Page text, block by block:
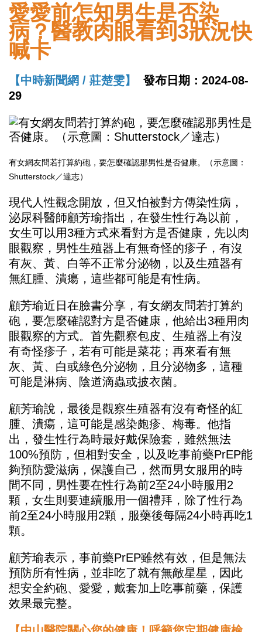
愛愛前怎知男生是否染
病？醫教肉眼看到3狀況快
喊卡
【中時新聞網 / 莊楚雯】
發布日期：2024-08-
29
有女網友問若打算約砲，要怎麼確認那男性是否健康。（示意圖：
Shutterstock／達志）
現代人性觀念開放，但又怕被對方傳染性病，
泌尿科醫師顧芳瑜指出，在發生性行為以前，
女生可以用3種方式來看對方是否健康，先以肉
眼觀察，男性生殖器上有無奇怪的疹子，有沒
有灰、黃、白等不正常分泌物，以及生殖器有
無紅腫、潰瘍，這些都可能是有性病。
顧芳瑜近日在臉書分享，有女網友問若打算約
砲，要怎麼確認對方是否健康，他給出3種用肉
眼觀察的方式。首先觀察包皮、生殖器上有沒
有奇怪疹子，若有可能是菜花；再來看有無
灰、黃、白或綠色分泌物，且分泌物多，這種
可能是淋病、陰道滴蟲或披衣菌。
顧芳瑜說，最後是觀察生殖器有沒有奇怪的紅
腫、潰瘍，這可能是感染皰疹、梅毒。他指
出，發生性行為時最好戴保險套，雖然無法
100%預防，但相對安全，以及吃事前藥PrEP能
夠預防愛滋病，保護自己，然而男女服用的時
間不同，男性要在性行為前2至24小時服用2
顆，女生則要連續服用一個禮拜，除了性行為
前2至24小時服用2顆，服藥後每隔24小時再吃1
顆。
顧芳瑜表示，事前藥PrEP雖然有效，但是無法
預防所有性病，並非吃了就有無敵星星，因此
想安全約砲、愛愛，戴套加上吃事前藥，保護
效果最完整。